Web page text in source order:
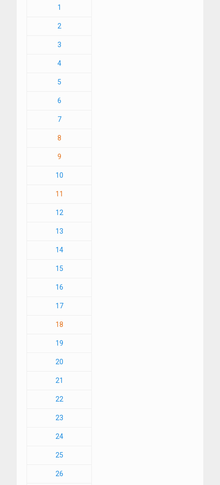
1
2
3
4
5
6
7
8
9
10
11
12
13
14
15
16
17
18
19
20
21
22
23
24
25
26